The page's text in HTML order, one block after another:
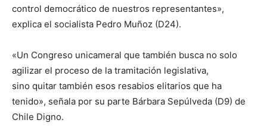
control democrático de nuestros representantes»,
explica el socialista Pedro Muñoz (D24).
«Un Congreso unicameral que también busca no solo
agilizar el proceso de la tramitación legislativa,
sino quitar también esos resabios elitarios que ha
tenido», señala por su parte Bárbara Sepúlveda (D9) de
Chile Digno.